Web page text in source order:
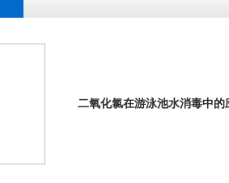
二氧化氯在游泳池水消毒中的